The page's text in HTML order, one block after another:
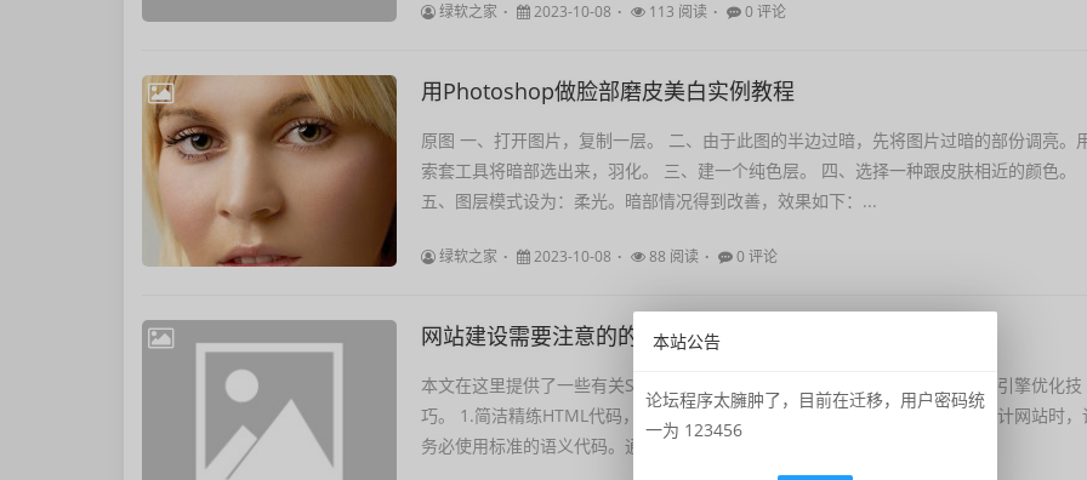
绿软之家 2023-10-08 113 阅读 0 评论
用Photoshop做脸部磨皮美白实例教程
原图 一、打开图片，复制一层。 二、由于此图的半边过暗，先将图片过暗的部份调亮。
索套工具将暗部选出来，羽化。 三、建一个纯色层。 四、选择一种跟皮肤相近的颜色。
五、图层模式设为：柔光。暗部情况得到改善，效果如下：...
绿软之家 2023-10-08 88 阅读 0 评论
网站建设需要注意的的SEO搜索引擎优化技巧
本文在这里提供了一些有关SEO操作的提示，将有助于网页设计师改善其搜索引擎优化技
巧。 1.简洁精练HTML代码，应按WEB2.0 DIV+CSS编写网页代码。 当前期设计网站时，
务必使用标准的语义代码。通过使用ti...
本站公告
论坛程序太臃肿了，目前在迁移，用户密码统
一为 123456